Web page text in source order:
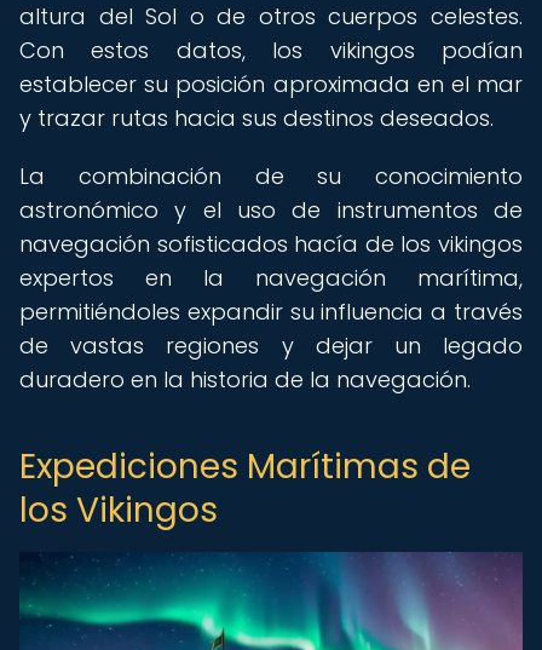
altura del Sol o de otros cuerpos celestes.
Con estos datos, los vikingos podían
establecer su posición aproximada en el mar
y trazar rutas hacia sus destinos deseados.
La combinación de su conocimiento
astronómico y el uso de instrumentos de
navegación sofisticados hacía de los vikingos
expertos en la navegación marítima,
permitiéndoles expandir su influencia a través
de vastas regiones y dejar un legado
duradero en la historia de la navegación.
Expediciones Marítimas de
los Vikingos